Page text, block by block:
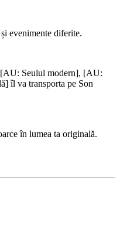
evenimente diferite.
[AU: Seulul modern], [AU:
îl va transporta pe Son
în lumea ta originală.